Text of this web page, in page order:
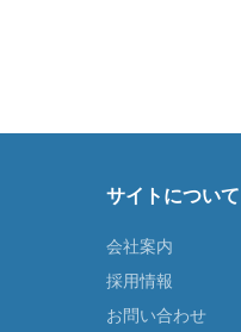
サイトについて
会社案内
採用情報
お問い合わせ